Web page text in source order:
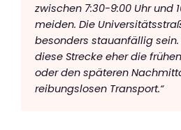
zwischen 7:30-9:00 Uhr und
meiden. Die
besonders stauanfällig
diese Strecke eher die
oder den späteren
reibungslosen Transport.“